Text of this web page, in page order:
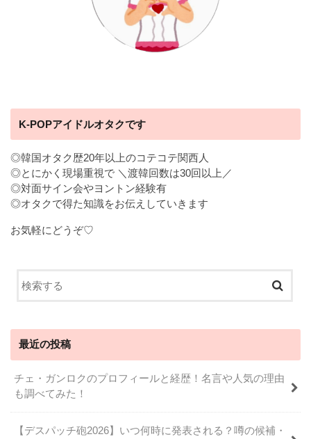
K-POPアイドルオタクです
◎韓国オタク歴20年以上のコテコテ関西人
◎とにかく現場重視で ＼渡韓回数は30回以上／
◎対面サイン会やヨントン経験有
◎オタクで得た知識をお伝えしていきます
お気軽にどうぞ♡
最近の投稿
チェ・ガンロクのプロフィールと経歴！名言や人気の理由
も調べてみた！
【デスパッチ砲2026】いつ何時に発表される？噂の候補・